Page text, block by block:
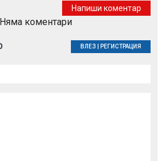
Напиши коментар
Няма коментари
ВЛЕЗ РЕГИСТРАЦИЯ